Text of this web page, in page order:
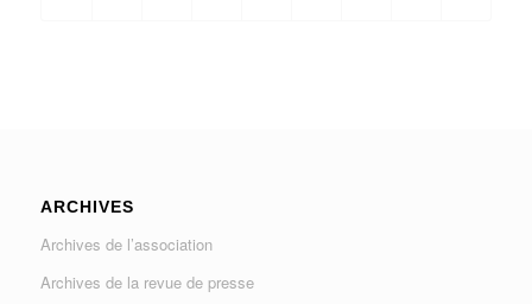
ARCHIVES
Archives de l’association
Archives de la revue de presse